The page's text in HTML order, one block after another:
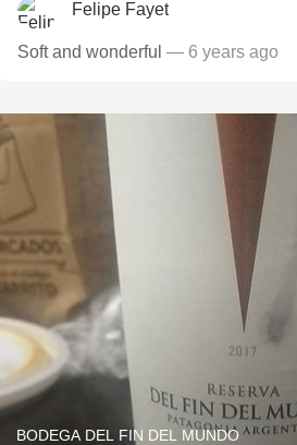
Felipe Fayet
Soft and wonderful — 6 years ago
BODEGA DEL FIN DEL MUNDO